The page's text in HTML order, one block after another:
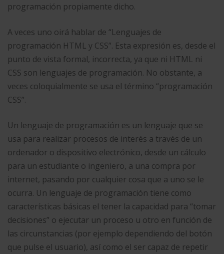
programación propiamente dicho.
A veces uno oirá hablar de “Lenguajes de
programación HTML y CSS”. Esta expresión es, desde el
punto de vista formal, incorrecta, ya que ni HTML ni
CSS son lenguajes de programación. No obstante, a
veces coloquialmente se usa el término “programación
CSS”.
Un lenguaje de programación es un lenguaje que se
usa para realizar procesos de interés a través de un
ordenador o dispositivo electrónico, desde un cálculo
para un estudiante o ingeniero, a una compra por
internet, pasando por cualquier cosa que a uno se le
ocurra. Un lenguaje de programación tiene como
características básicas el tener la capacidad para “tomar
decisiones” o ejecutar un proceso u otro en función de
las circunstancias (por ejemplo dependiendo del botón
que pulse el usuario), así como el ser capaz de repetir